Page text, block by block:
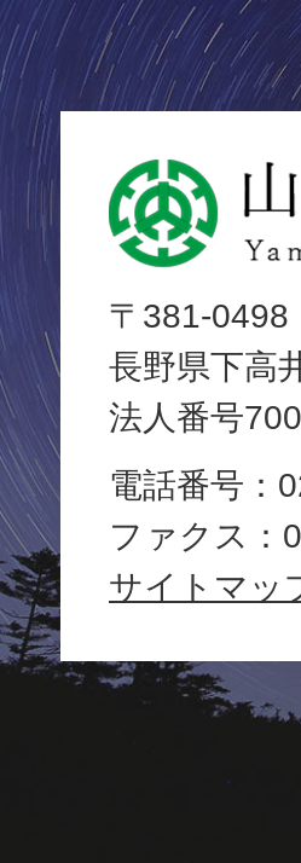
山
ノ
内
町
役
場
Yamanouchi
Town
〒381-0498
長野県下高
法人番号
電話番号：
ファクス：
サイトマッ